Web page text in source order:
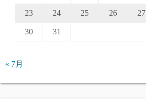
23 24 25 26 27
30 31
« 7月